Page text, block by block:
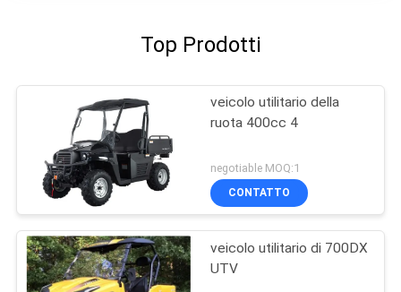
Top Prodotti
veicolo utilitario della
ruota 400cc 4
negotiable MOQ:1
CONTATTO
veicolo utilitario di 700DX
UTV